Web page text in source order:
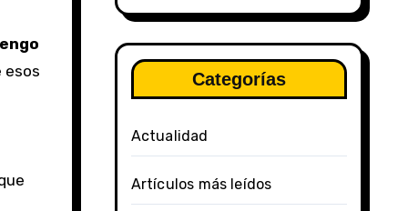
esos
Categorías
Actualidad
Artículos más leídos